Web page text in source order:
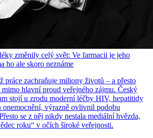
změnily celý svět: Ve farmacii je jeho
ho ale skoro neznáme
práce zachraňuje miliony životů – a přesto
hlavní proud veřejného zájmu. Český
stojí u zrodu moderní léčby HIV, hepatitidy
výrazně ovlivnil podobu
se z něj nikdy nestala mediální hvězda,
roku“ v očích široké veřejnosti.